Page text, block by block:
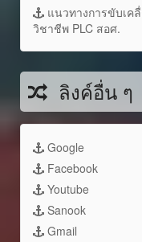
แนวทางการขับเค
วิชาชีพ PLC สอศ.
ลิงค์อื่น ๆ
Google
Facebook
Youtube
Sanook
Gmail